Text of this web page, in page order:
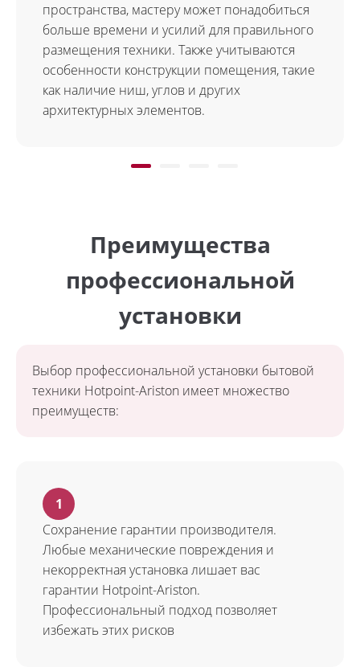
пространства, мастеру может понадобиться
больше времени и усилий для правильного
размещения техники. Также учитываются
особенности конструкции помещения, такие
как наличие ниш, углов и других
архитектурных элементов.
Преимущества
профессиональной
установки
Выбор профессиональной установки бытовой
техники Hotpoint-Ariston имеет множество
преимуществ:
Сохранение гарантии производителя.
Любые механические повреждения и
некорректная установка лишает вас
гарантии Hotpoint-Ariston.
Профессиональный подход позволяет
избежать этих рисков